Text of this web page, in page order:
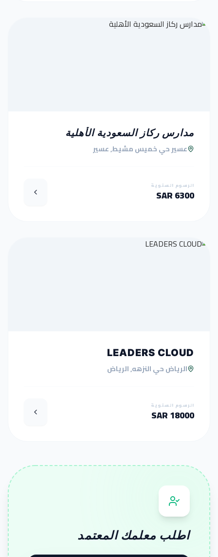
مدارس ركاز السعودية الأهلية
عسير حي خميس مشيط, عسير
الرسوم السنوية
6300 SAR
LEADERS CLOUD
الرياض حي النزهه, الرياض
الرسوم السنوية
18000 SAR
اطلب معلمك المعتمد